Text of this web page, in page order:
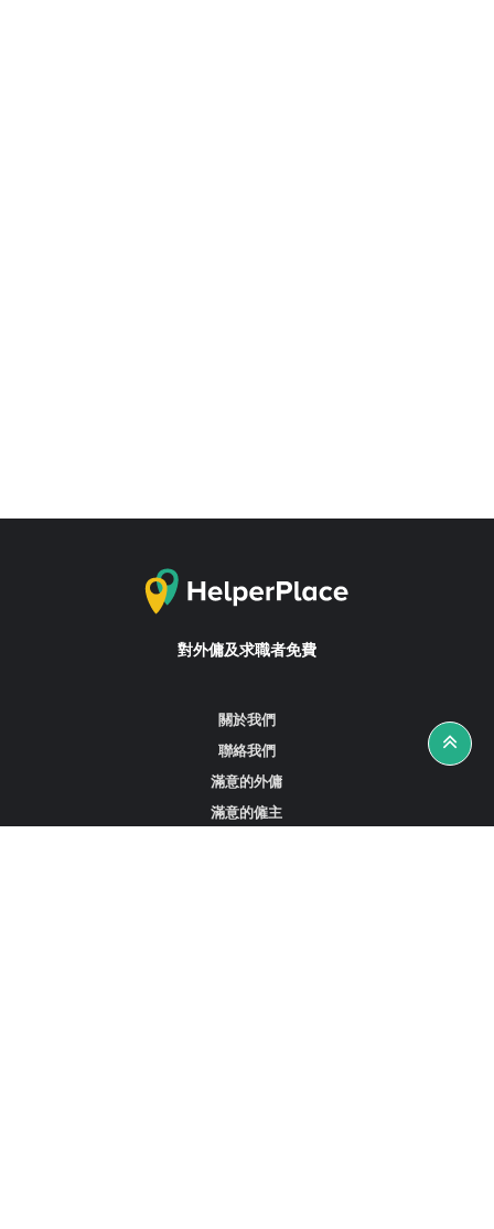
對外傭及求職者免費
關於我們
聯絡我們
滿意的外傭
滿意的僱主